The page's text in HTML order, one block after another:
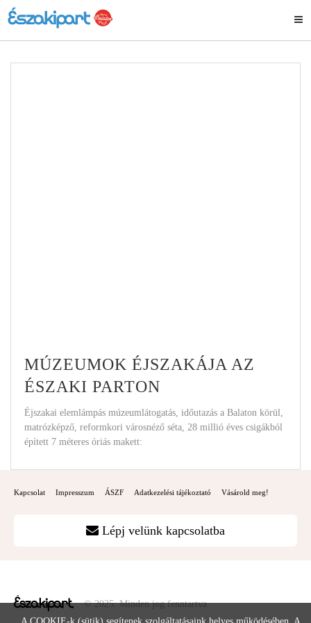
MÚZEUMOK ÉJSZAKÁJA AZ
ÉSZAKI PARTON
Éjszakai elemlámpás múzeumlátogatás, időutazás a Balaton körül,
matrózképző, reformkori városnéző séta, 28 millió éves csigákból
épített 7 méteres óriás makett:
Kapcsolat Impresszum ÁSZF Adatkezelési tájékoztató Vásárold meg!
Lépj velünk kapcsolatba
© 2025. Minden jog fenntartva